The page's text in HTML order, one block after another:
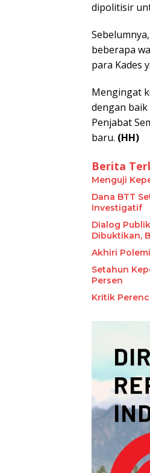
dipolitisir
beberapa
para Kades
Mengingat
dengan
Penjabat
baru. (HH)
Berita
Menguji
Dana BTT
Investigatif
Dialog
Dibuktikan,
Akhiri
Setahun
Kritik